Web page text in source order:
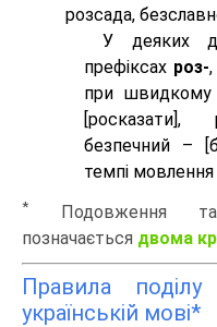
розсада,
У деяких
префіксах роз-,
при швидкому
безпечний –
темпі
*
Подовження та
позначається двома
Правила
українській мові*